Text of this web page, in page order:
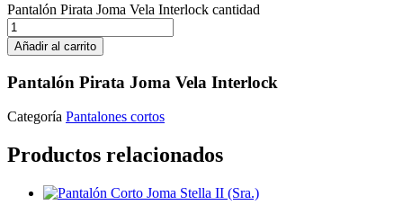
Pantalón Pirata Joma Vela Interlock cantidad
Añadir al carrito
Pantalón Pirata Joma Vela Interlock
Categoría Pantalones cortos
Productos relacionados